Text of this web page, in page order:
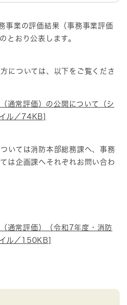
事業の評価結果（事務事業評価
とおり公表します。
については、以下をご覧くださ
通常評価）の公開について（シ
ル／74KB]
いては消防本部総務課へ、事務
は企画課へそれぞれお問い合わ
通常評価）（令和7年度・消防
ル／150KB]